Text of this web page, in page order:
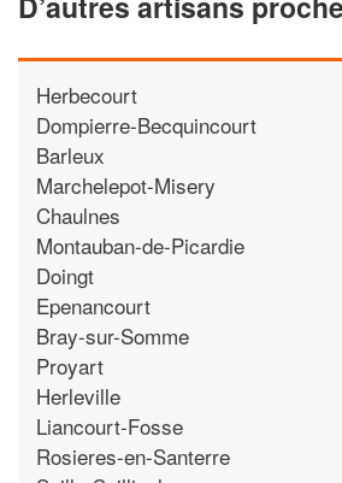
Herbecourt
Dompierre-Becquincourt
Barleux
Marchelepot-Misery
Chaulnes
Montauban-de-Picardie
Doingt
Epenancourt
Bray-sur-Somme
Proyart
Herleville
Liancourt-Fosse
Rosieres-en-Santerre